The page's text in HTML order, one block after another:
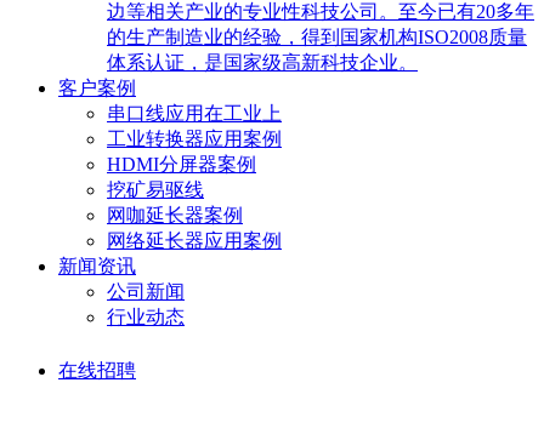
边等相关产业的专业性科技公司。至今已有20多年
的生产制造业的经验，得到国家机构ISO2008质量
体系认证，是国家级高新科技企业。
客户案例
串口线应用在工业上
工业转换器应用案例
HDMI分屏器案例
挖矿易驱线
网咖延长器案例
网络延长器应用案例
新闻资讯
公司新闻
行业动态
在线招聘